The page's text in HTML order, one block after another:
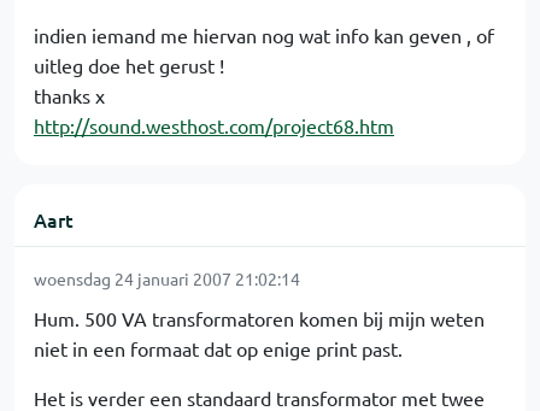
indien iemand me hiervan nog wat info kan geven , of
uitleg doe het gerust !
thanks x
http://sound.westhost.com/project68.htm
Aart
woensdag 24 januari 2007 21:02:14
Hum. 500 VA transformatoren komen bij mijn weten
niet in een formaat dat op enige print past.
Het is verder een standaard transformator met twee